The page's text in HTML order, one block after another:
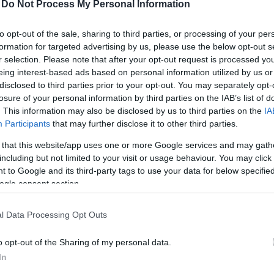
Do Not Process My Personal Information
opt-out of the sale, sharing to third parties, or processing of your
for targeted advertising by us, please use the below opt-out
selection. Please note that after your opt-out request is processed
interest-based ads based on personal information utilized by us
to third parties prior to your opt-out. You may separately
of your personal information by third parties on the IAB’s list of
This information may also be disclosed by us to third parties on the
Participants that may further disclose it to other third parties.
that this website/app uses one or more Google services and may
but not limited to your visit or usage behaviour. You may
to Google and its third-party tags to use your data for below
consent section.
Data Processing Opt Outs
opt-out of the Sharing of my personal data.
A ZÖLDSÉGEVÉST?
bizonyos esetekben a túlzott
valaki nagyon nagy mennyiségben, vagy túl
a brokkoli, a kelbimbóvagya káposzta
akkor, ha a szervezet nincs hozzászokva a sok
uborka, általában könnyebben emészthetők. A
számára, míg főzve sokkal könnyebben
magas rosttartalommal bírnak, de hőkezelve
létezik egységes szabály. Van, aki gond nélkül
fajtákra, például irritábilis bél szindróma
gabonák, gombák, magvak, gyümölcsök
alapú táplálkozást.